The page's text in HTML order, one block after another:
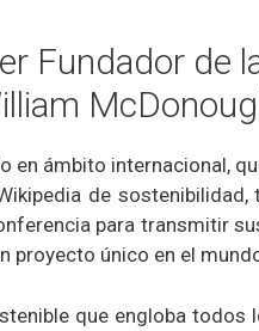
Fundador de
en ámbito internacional,
de
para transmitir
proyecto único en el
que engloba